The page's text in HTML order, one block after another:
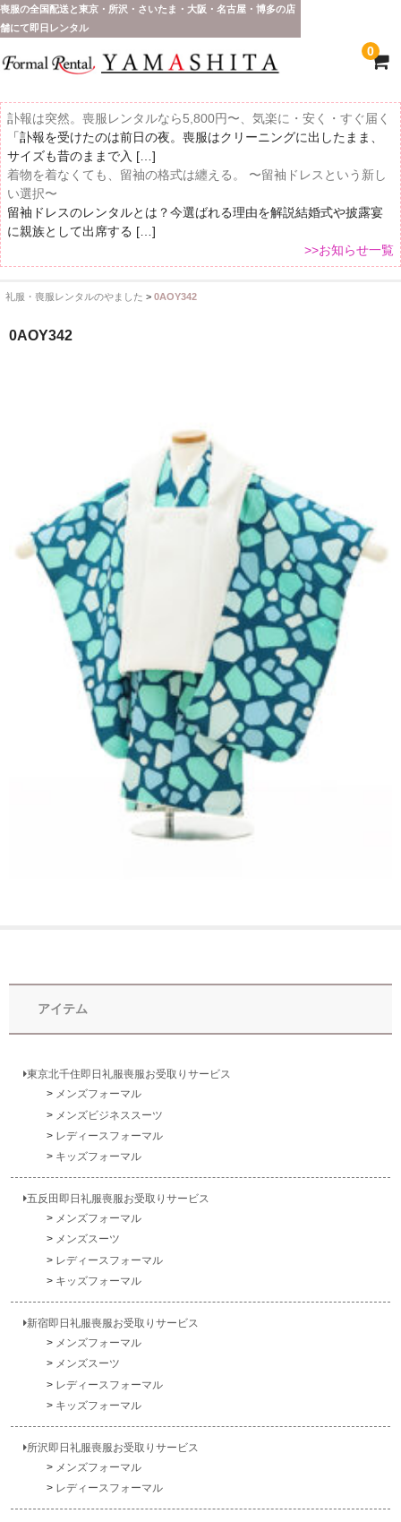
喪服の全国配送と東京・所沢・さいたま・大阪・名古屋・博多の店
舗にて即日レンタル
0
訃報は突然。喪服レンタルなら5,800円〜、気楽に・安く・すぐ届く
「訃報を受けたのは前日の夜。喪服はクリーニングに出したまま、
サイズも昔のままで入 […]
着物を着なくても、留袖の格式は纏える。 〜留袖ドレスという新し
い選択〜
留袖ドレスのレンタルとは？今選ばれる理由を解説結婚式や披露宴
に親族として出席する […]
>>お知らせ一覧
ホーム
全 国 配 送
ご注文の流れ
よくあるご質問
礼服・喪服レンタルのやました > 0AOY342
0AOY342
アイテム
東京北千住即日礼服喪服お受取りサービス
メンズフォーマル
メンズビジネススーツ
レディースフォーマル
キッズフォーマル
五反田即日礼服喪服お受取りサービス
メンズフォーマル
メンズスーツ
レディースフォーマル
キッズフォーマル
新宿即日礼服喪服お受取りサービス
メンズフォーマル
メンズスーツ
レディースフォーマル
キッズフォーマル
所沢即日礼服喪服お受取りサービス
メンズフォーマル
レディースフォーマル